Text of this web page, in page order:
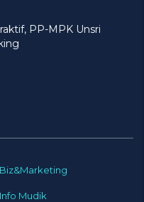
PP-MPK Unsri
Biz&Marketing
Info Mudik